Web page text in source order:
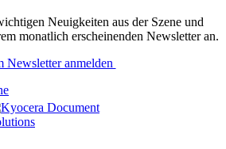
Neuigkeiten aus der Szene und
monatlich erscheinenden Newsletter an.
Newsletter anmelden